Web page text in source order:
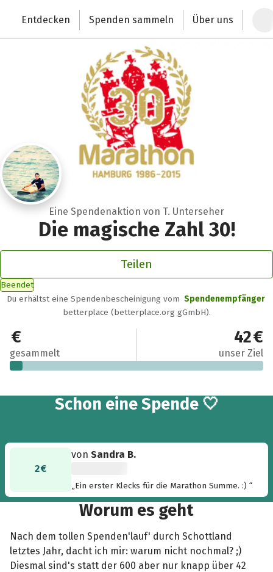
Deutschlands größte Spendenplattform
Entdecken Spenden sammeln Über uns
Eine Spendenaktion von T. Unterseher
Die magische Zahl 30!
Teilen
Beendet
Du erhältst eine Spendenbescheinigung vom Spendenempfänger
betterplace (betterplace.org gGmbH).
2 €
gesammelt
42 €
unser Ziel
Schon eine Spende 🤍
2 €
vonSandra B.
„Ein erster Klecks für die Marathon Summe. :) “
Worum es geht
Nach dem tollen Spenden'lauf' durch Schottland
letztes Jahr, dacht ich mir: warum nicht nochmal? ;)
Diesmal sind's statt der 600 aber nur knapp über 42